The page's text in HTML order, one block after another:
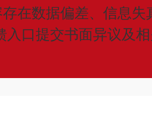
在数据偏差、信息
入口提交书面异议及